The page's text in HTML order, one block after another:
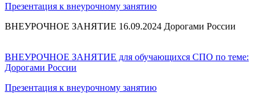
Презентация к внеурочному занятию
ВНЕУРОЧНОЕ ЗАНЯТИЕ 16.09.2024 Дорогами России
ВНЕУРОЧНОЕ ЗАНЯТИЕ для обучающихся СПО по теме:
Дорогами России
Презентация к внеурочному занятию